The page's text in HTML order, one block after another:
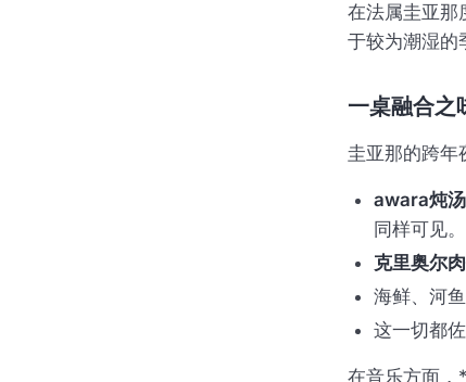
在法属圭亚那
于较为潮湿的
一桌融合之
圭亚那的跨年
awara炖
同样可见。
克里奥尔
海鲜、河
这一切都
在音乐方面